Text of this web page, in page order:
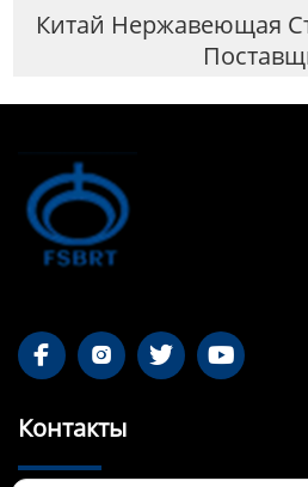
Китай Нержавеющая
   
Контакты